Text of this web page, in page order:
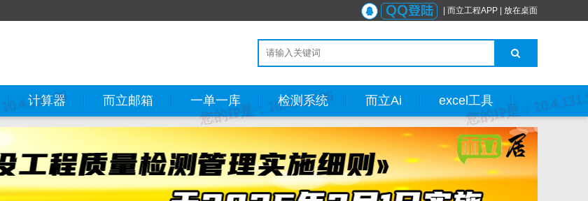
而立工程APP 放在桌面
计算器 而立邮箱 一单一库 检测系统 而立Ai excel工具